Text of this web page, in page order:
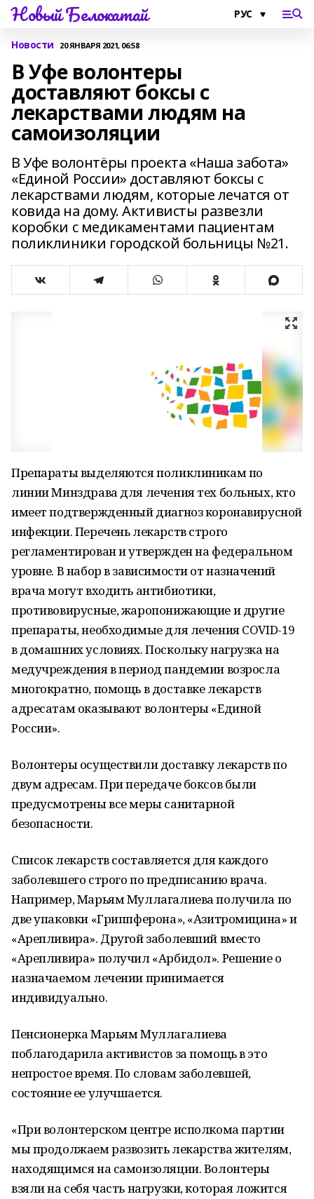
Новый Белокатай
Новости 20 ЯНВАРЯ 2021, 06:58
В Уфе волонтеры
доставляют боксы с
лекарствами людям на
самоизоляции
В Уфе волонтёры проекта «Наша забота»
«Единой России» доставляют боксы с
лекарствами людям, которые лечатся от
ковида на дому. Активисты развезли
коробки с медикаментами пациентам
поликлиники городской больницы №21.
Препараты выделяются поликлиникам по
линии Минздрава для лечения тех больных, кто
имеет подтвержденный диагноз коронавирусной
инфекции. Перечень лекарств строго
регламентирован и утвержден на федеральном
уровне. В набор в зависимости от назначений
врача могут входить антибиотики,
противовирусные, жаропонижающие и другие
препараты, необходимые для лечения COVID-19
в домашних условиях. Поскольку нагрузка на
медучреждения в период пандемии возросла
многократно, помощь в доставке лекарств
адресатам оказывают волонтеры «Единой
России».
Волонтеры осуществили доставку лекарств по
двум адресам. При передаче боксов были
предусмотрены все меры санитарной
безопасности.
Список лекарств составляется для каждого
заболевшего строго по предписанию врача.
Например, Марьям Муллагалиева получила по
две упаковки «Гриппферона», «Азитромицина» и
«Арепливира». Другой заболевший вместо
«Арепливира» получил «Арбидол». Решение о
назначаемом лечении принимается
индивидуально.
Пенсионерка Марьям Муллагалиева
поблагодарила активистов за помощь в это
непростое время. По словам заболевшей,
состояние ее улучшается.
«При волонтерском центре исполкома партии
мы продолжаем развозить лекарства жителям,
находящимся на самоизоляции. Волонтеры
взяли на себя часть нагрузки, которая ложится